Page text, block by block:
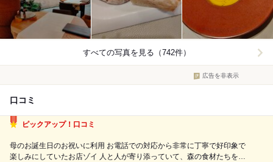
すべての写真を見る（742件）
広告を非表示
口コミ
ピックアップ！口コミ
母のお誕生日のお祝いに利用 お電話での対応から非常に丁寧で好印象で
楽しみにしていたお店ゾイ 人と人が寄り添っていて、森の食材たちを余